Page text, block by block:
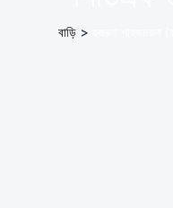
বাড়ি>